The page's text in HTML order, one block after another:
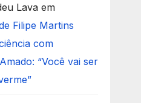
Lavaem
Filipe Martins
com
“Você vai ser